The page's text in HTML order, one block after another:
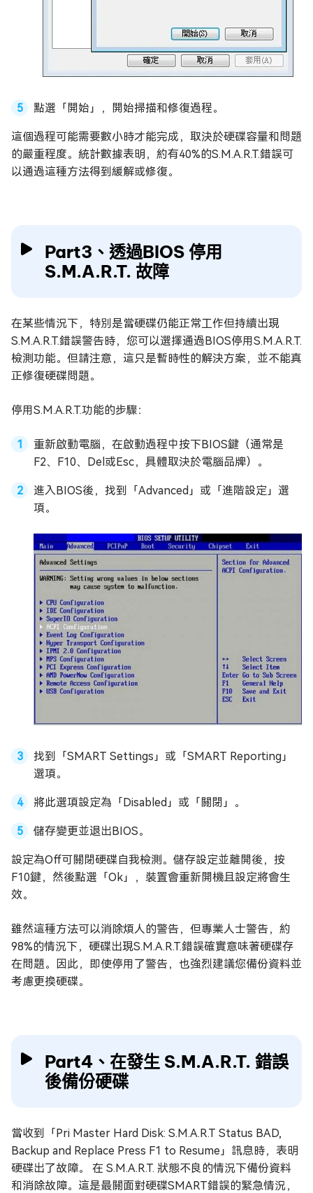
點選「開始」，開始掃描和修復過程。
這個過程可能需要數小時才能完成，取決於硬碟容量和問題
的嚴重程度。統計數據表明，約有40%的S.M.A.R.T.錯誤可
以通過這種方法得到緩解或修復。
Part3、透過BIOS 停用
S.M.A.R.T. 故障
在某些情況下，特別是當硬碟仍能正常工作但持續出現
S.M.A.R.T.錯誤警告時，您可以選擇通過BIOS停用S.M.A.R.T.
檢測功能。但請注意，這只是暫時性的解決方案，並不能真
正修復硬碟問題。
停用S.M.A.R.T.功能的步驟：
重新啟動電腦，在啟動過程中按下BIOS鍵（通常是
F2、F10、Del或Esc，具體取決於電腦品牌）。
進入BIOS後，找到「Advanced」或「進階設定」選
項。
找到「SMART Settings」或「SMART Reporting」
選項。
將此選項設定為「Disabled」或「關閉」。
儲存變更並退出BIOS。
設定為Off可關閉硬碟自我檢測。儲存設定並離開後，按
F10鍵，然後點選「Ok」，裝置會重新開機且設定將會生
效。
雖然這種方法可以消除煩人的警告，但專業人士警告，約
98%的情況下，硬碟出現S.M.A.R.T.錯誤確實意味著硬碟存
在問題。因此，即使停用了警告，也強烈建議您備份資料並
考慮更換硬碟。
Part4、在發生 S.M.A.R.T. 錯誤
後備份硬碟
當收到「Pri Master Hard Disk: S.M.A.R.T Status BAD,
Backup and Replace Press F1 to Resume」訊息時，表明
硬碟出了故障。 在 S.M.A.R.T. 狀態不良的情況下備份資料
和消除故障。這是最關面對硬碟SMART錯誤的緊急情況，